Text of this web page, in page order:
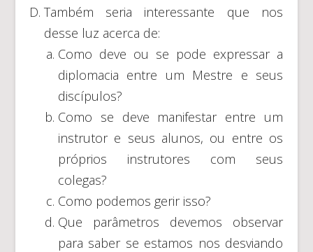
Também seria interessante que nos
desse luz acerca de:
Como deve ou se pode expressar a
diplomacia entre um Mestre e seus
discípulos?
Como se deve manifestar entre um
instrutor e seus alunos, ou entre os
próprios instrutores com seus
colegas?
Como podemos gerir isso?
Que parâmetros devemos observar
para saber se estamos nos desviando